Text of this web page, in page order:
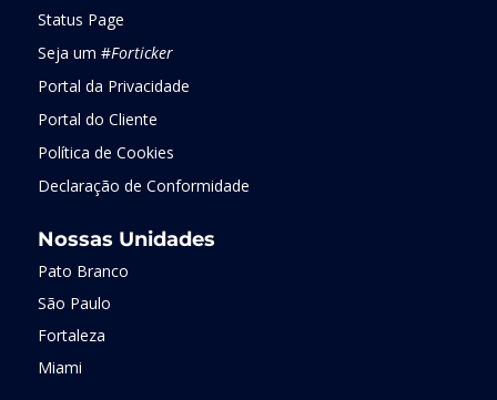
Status Page
Seja um #Forticker
Portal da Privacidade
Portal do Cliente
Política de Cookies
Declaração de Conformidade
Nossas Unidades
Pato Branco
São Paulo
Fortaleza
Miami